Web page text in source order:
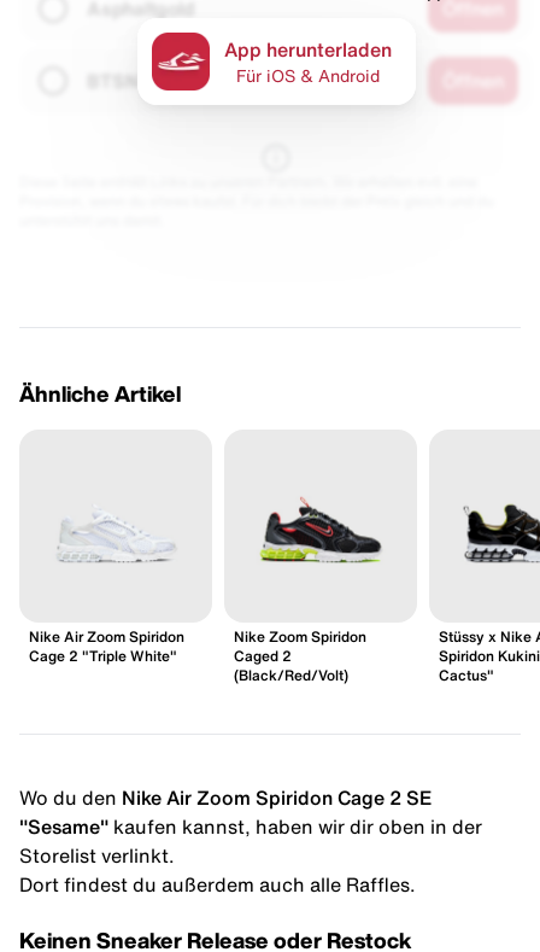
Asphaltgold
App herunterladen
Für iOS & Android
Ähnliche Artikel
Nike Air Zoom Spiridon
Cage 2 "Triple White"
Nike Zoom Spiridon
Caged 2
(Black/Red/Volt)
Stüssy x Nike
Spiridon
Cactus"
Wo du den Nike Air Zoom Spiridon Cage 2 SE
"Sesame" kaufen kannst, haben wir dir oben in der
Storelist verlinkt.
Dort findest du außerdem auch alle Raffles.
Keinen Sneaker Release oder Restock